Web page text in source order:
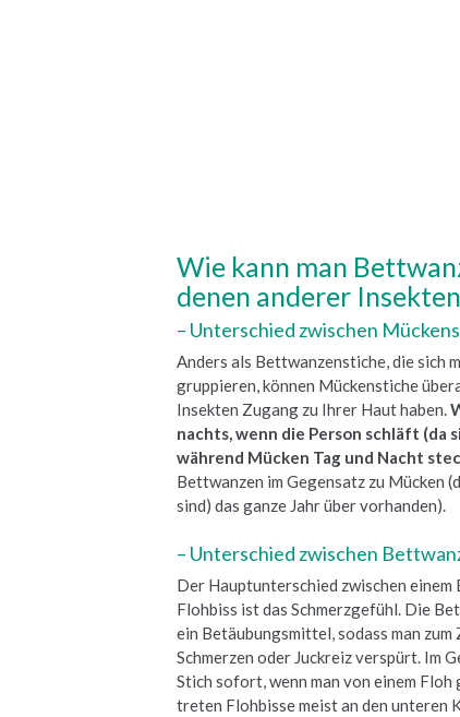
Wie kann man
denen anderer
– Unterschied zwischen
Anders als Bettwanzenstiche, die sich
gruppieren, können Mückenstiche
Insekten Zugang zu Ihrer Haut haben.
nachts, wenn die Person schläft (da
während Mücken Tag und Nacht
Bettwanzen im Gegensatz zu Mücken
sind) das ganze Jahr über vorhanden).
– Unterschied zwischen
Der Hauptunterschied zwischen einem
Flohbiss ist das Schmerzgefühl. Die
ein Betäubungsmittel, sodass man
Schmerzen oder Juckreiz verspürt. Im
Stich sofort, wenn man von einem
treten Flohbisse meist an den unteren